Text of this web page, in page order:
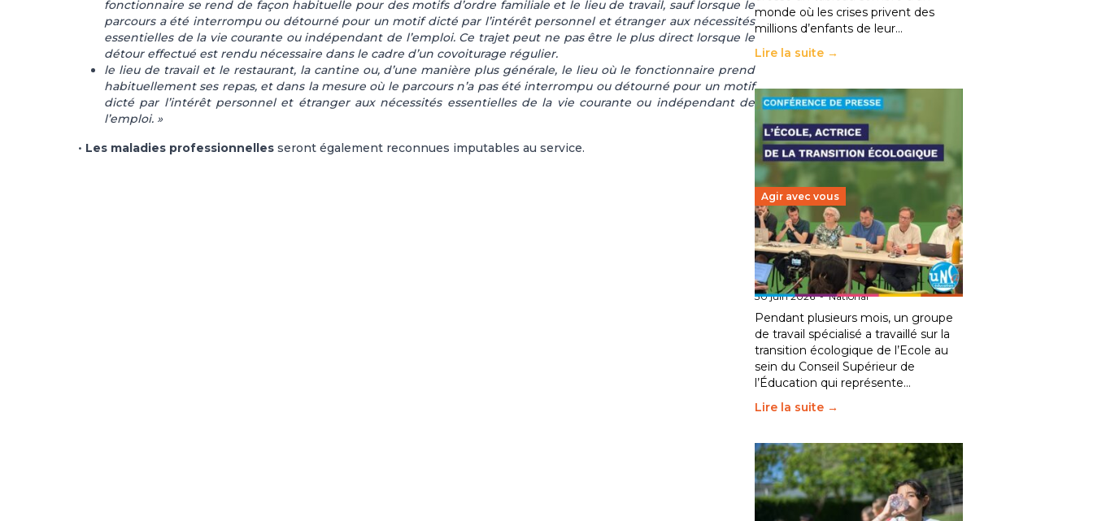
fonctionnaire se rend de façon habituelle pour des motifs d’ordre familiale et le lieu de travail, sauf lorsque le
parcours a été interrompu ou détourné pour un motif dicté par l’intérêt personnel et étranger aux nécessités
essentielles de la vie courante ou indépendant de l’emploi. Ce trajet peut ne pas être le plus direct lorsque le
détour effectué est rendu nécessaire dans le cadre d’un covoiturage régulier.
le lieu de travail et le restaurant, la cantine ou, d’une manière plus générale, le lieu où le fonctionnaire prend
habituellement ses repas, et dans la mesure où le parcours n’a pas été interrompu ou détourné pour un motif
dicté par l’intérêt personnel et étranger aux nécessités essentielles de la vie courante ou indépendant de
l’emploi. »
• Les maladies professionnelles seront également reconnues imputables au service.
monde où les crises privent des
millions d’enfants de leur…
Lire la suite →
Agir avec vous
Transition écologique de
l’éducation : l’UNSA Éducation
fait bouger les lignes
30 juin 2026-National
Pendant plusieurs mois, un groupe
de travail spécialisé a travaillé sur la
transition écologique de l’Ecole au
sein du Conseil Supérieur de
l’Éducation qui représente…
Lire la suite →